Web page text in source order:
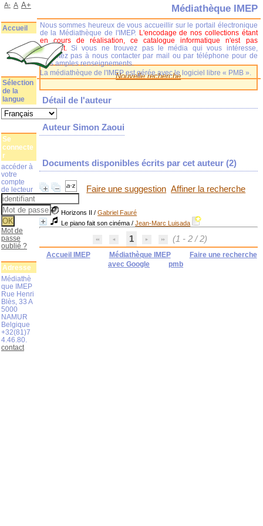
Nouvelle recherche
Détail de l'auteur
Auteur Simon Zaoui
Documents disponibles écrits par cet auteur (2)
Faire une suggestion Affiner la recherche
Horizons II /Gabriel Fauré
Le piano fait son cinéma /Jean-Marc Luisada
1 (1 - 2 / 2)
Accueil IMEP Médiathèque IMEP
Faire une recherche
avec Google
pmb
Médiathèque IMEP
Nous sommes heureux de vous accueillir sur le portail électronique
de la Médiathèque de l'IMEP. L'encodage de nos collections étant
en cours de réalisation, ce catalogue informatique n'est pas
complet.
Si vous ne trouvez pas le média qui vous intéresse,
n'hésitez pas à nous contacter par mail ou par téléphone pour de
plus amples renseignements.
La médiathèque de l'IMEP est gérée avec le logiciel libre « PMB ».
A- A A+
Accueil
Sélection
de la
langue
Se
connecte
r
accéder à
votre
compte
de lecteur
Mot de
passe
oublié ?
Adresse
Médiathè
que IMEP
Rue Henri
Blès, 33 A
5000
NAMUR
Belgique
+32(81)7
4.46.80.
contact